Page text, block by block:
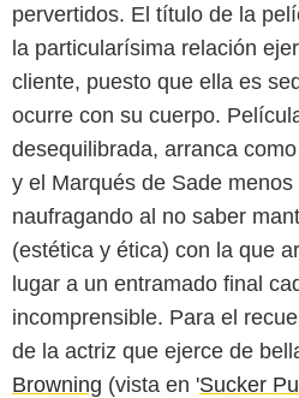
pervertidos. El título de la
la particularísima relación
cliente, puesto que ella es
ocurre con su cuerpo.
desequilibrada, arranca
y el Marqués de Sade
naufragando al no saber
(estética y ética) con la que
lugar a un entramado final
incomprensible. Para el
de la actriz que ejerce de
Browning (vista en 'Sucker